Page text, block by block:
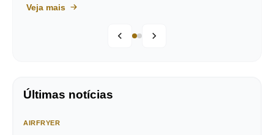
Veja mais
Últimas notícias
AIRFRYER